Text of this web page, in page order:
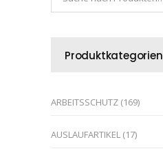
Produktkategorien
ARBEITSSCHUTZ (169)
AUSLAUFARTIKEL (17)